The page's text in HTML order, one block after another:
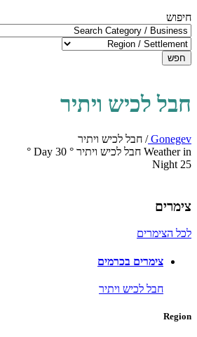
חיפוש
חפש
חבל לכיש ויתיר
Gonegev
/ חבל לכיש ויתיר
Weather in חבל לכיש ויתיר
°
30
Day
°
25
Night
צימרים
לכל הצימרים
צימרים בכרמים
חבל לכיש ויתיר
Region